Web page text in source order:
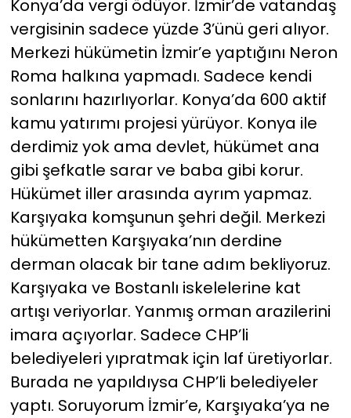
Konya’da vergi ödüyor. İzmir’de vatandaş
vergisinin sadece yüzde 3’ünü geri alıyor.
Merkezi hükümetin İzmir’e yaptığını Neron
Roma halkına yapmadı. Sadece kendi
sonlarını hazırlıyorlar. Konya’da 600 aktif
kamu yatırımı projesi yürüyor. Konya ile
derdimiz yok ama devlet, hükümet ana
gibi şefkatle sarar ve baba gibi korur.
Hükümet iller arasında ayrım yapmaz.
Karşıyaka komşunun şehri değil. Merkezi
hükümetten Karşıyaka’nın derdine
derman olacak bir tane adım bekliyoruz.
Karşıyaka ve Bostanlı iskelelerine kat
artışı veriyorlar. Yanmış orman arazilerini
imara açıyorlar. Sadece CHP’li
belediyeleri yıpratmak için laf üretiyorlar.
Burada ne yapıldıysa CHP’li belediyeler
yaptı. Soruyorum İzmir’e, Karşıyaka’ya ne